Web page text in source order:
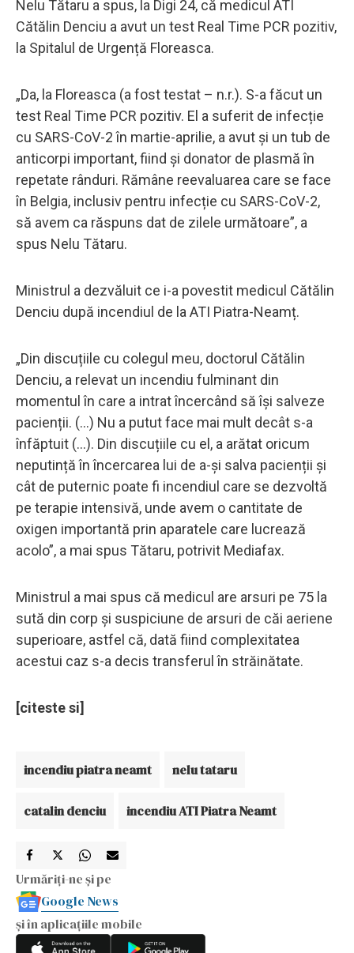
Nelu Tătaru a spus, la Digi 24, că medicul ATI
Cătălin Denciu a avut un test Real Time PCR pozitiv,
la Spitalul de Urgență Floreasca.
„Da, la Floreasca (a fost testat – n.r.). S-a făcut un
test Real Time PCR pozitiv. El a suferit de infecție
cu SARS-CoV-2 în martie-aprilie, a avut și un tub de
anticorpi important, fiind și donator de plasmă în
repetate rânduri. Rămâne reevaluarea care se face
în Belgia, inclusiv pentru infecție cu SARS-CoV-2,
să avem ca răspuns dat de zilele următoare”, a
spus Nelu Tătaru.
Ministrul a dezvăluit ce i-a povestit medicul Cătălin
Denciu după incendiul de la ATI Piatra-Neamț.
„Din discuțiile cu colegul meu, doctorul Cătălin
Denciu, a relevat un incendiu fulminant din
momentul în care a intrat încercând să își salveze
pacienții. (...) Nu a putut face mai mult decât s-a
înfăptuit (...). Din discuțiile cu el, a arătat oricum
neputință în încercarea lui de a-și salva pacienții și
cât de puternic poate fi incendiul care se dezvoltă
pe terapie intensivă, unde avem o cantitate de
oxigen importantă prin aparatele care lucrează
acolo”, a mai spus Tătaru, potrivit Mediafax.
Ministrul a mai spus că medicul are arsuri pe 75 la
sută din corp și suspiciune de arsuri de căi aeriene
superioare, astfel că, dată fiind complexitatea
acestui caz s-a decis transferul în străinătate.
[citeste si]
incendiu piatra neamt nelu tataru
catalin denciu incendiu ATI Piatra Neamt
Urmăriți-ne și pe
Google News
și în aplicațiile mobile